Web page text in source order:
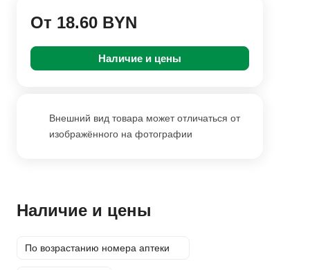
От 18.60 BYN
Наличие и цены
Внешний вид товара может отличаться от
изображённого на фотографии
Наличие и цены
По возрастанию номера аптеки